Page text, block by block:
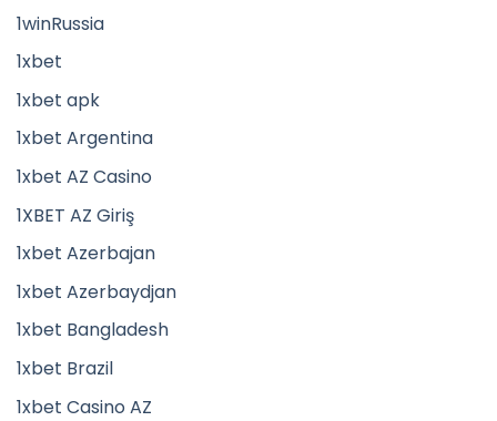
1winRussia
1xbet
1xbet apk
1xbet Argentina
1xbet AZ Casino
1XBET AZ Giriş
1xbet Azerbajan
1xbet Azerbaydjan
1xbet Bangladesh
1xbet Brazil
1xbet Casino AZ